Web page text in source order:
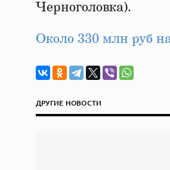
Черноголовка).
Около 330 млн руб
ДРУГИЕ НОВОСТИ